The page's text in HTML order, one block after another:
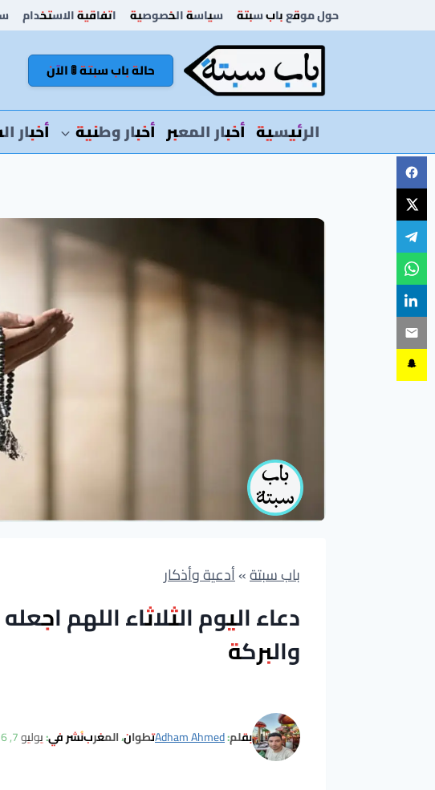
إلى
حول موقع باب سبتة سياسة الخصوصية اتفاقية الاستخدام
حالة باب سبتة 🚦 الآن
الرئيسية أخبار المعبر أخبار وطنية أخبار
باب سبتة»أدعية وأذكار
دعاء اليوم الثلاثاء اللهم
والبركة
بقلم:Adham Ahmedتطوان، المغربنُشر في:يوليو 7, 2026 - 4:28 ص